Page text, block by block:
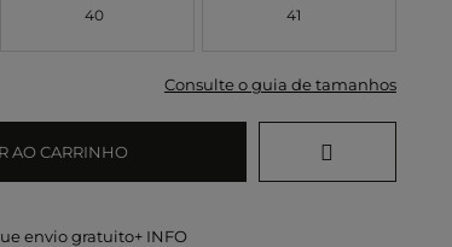
40 41
Consulte o guia de tamanhos
AO CARRINHO
envio gratuito+ INFO